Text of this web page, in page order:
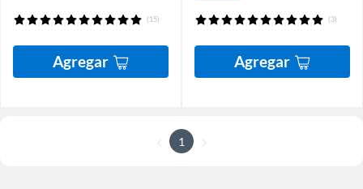
(15)
Agregar
(3)
Agregar
1